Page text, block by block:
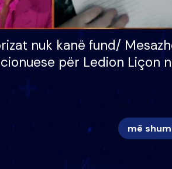
nuk kanë fund/
për Ledion Liçon
më